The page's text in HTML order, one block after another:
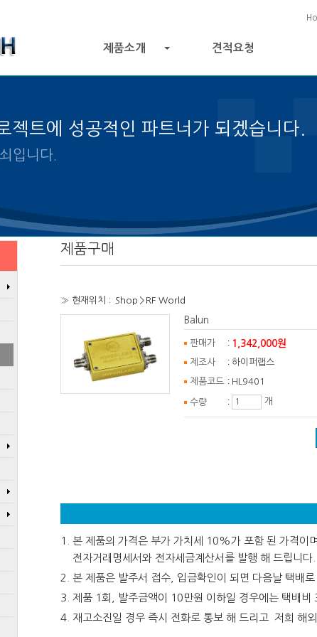
제품소개 견적요청
젝트에 성공적인 파트너가 되겠습니다.
프로젝트 성공의 열쇠입니다.
제품구매
» 현재위치 : Shop > RF World
Balun
판매가 : 1,342,000원
제조사 : 하이퍼랩스
제품코드 : HL9401
수량 : 개
본 제품의 가격은 부가 가치세 10%가 포함 된 가격이
전자거래명세서와 전자세금계산서를 발행 해 드립니다.
본 제품은 발주서 접수, 입금확인이 되면 다음날 택배로
제품 1회, 발주금액이 10만원 이하일 경우에는 택배비
재고소진일 경우 즉시 전화로 통보 해 드리고 저희 해